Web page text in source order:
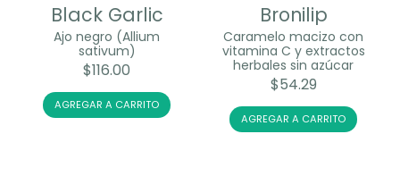
Black Garlic
Ajo negro (Allium
sativum)
$116.00
AGREGAR A CARRITO
Bronilip
Caramelo macizo con
vitamina C y extractos
herbales sin azúcar
$54.29
AGREGAR A CARRITO